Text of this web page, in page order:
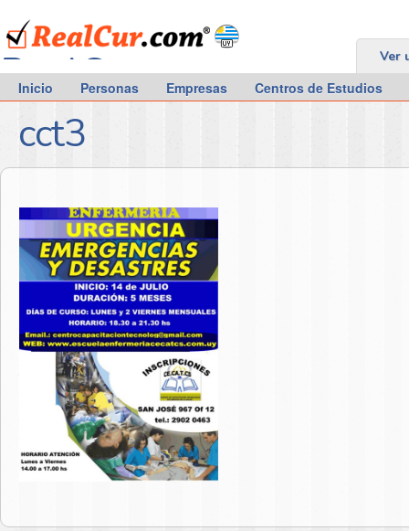
RealCur.com Ver
Inicio Personas Empresas Centros de Estudios
cct3